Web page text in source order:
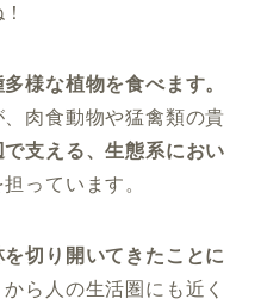
多様な植物を食べます。
肉食動物や猛禽類の貴
支える、生態系におい
担っています。
を切り開いてきたことに
ら人の生活圏にも近く